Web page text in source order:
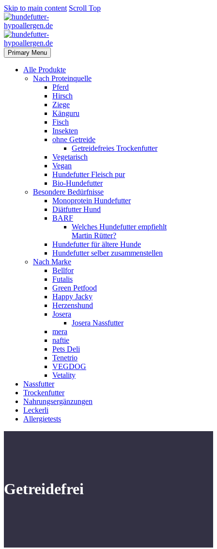
Skip to main content Scroll Top
Primary Menu
Alle Produkte
Nach Proteinquelle
Pferd
Hirsch
Ziege
Känguru
Fisch
Insekten
ohne Getreide
Getreidefreies Trockenfutter
Vegetarisch
Vegan
Hundefutter Fleisch pur
Bio-Hundefutter
Besondere Bedürfnisse
Monoprotein Hundefutter
Diätfutter Hund
BARF
Welches Hundefutter empfiehlt
Martin Rütter?
Hundefutter für ältere Hunde
Hundefutter selber zusammenstellen
Nach Marke
Bellfor
Futalis
Green Petfood
Happy Jacky
Herzenshund
Josera
Josera Nassfutter
mera
naftie
Pets Deli
Tenetrio
VEGDOG
Vetality
Nassfutter
Trockenfutter
Nahrungsergänzungen
Leckerli
Allergietests
Getreidefrei